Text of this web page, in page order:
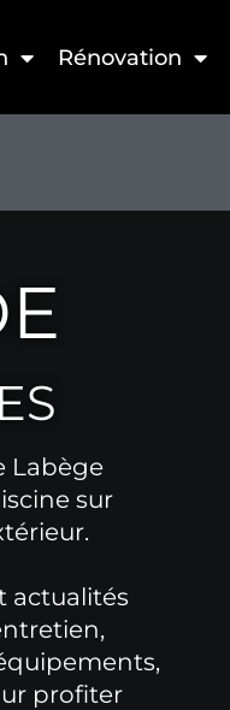
Rénovation
Labège
sur
actualités
profiter